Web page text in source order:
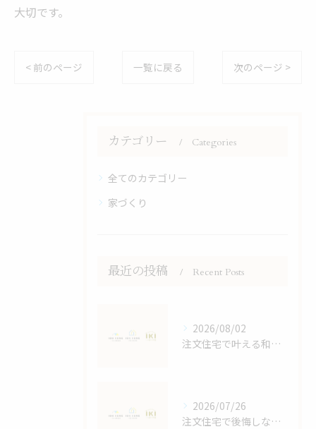
大切です。
< 前のページ 一覧に戻る 次のページ >
カテゴリー Categories
全てのカテゴリー
家づくり
最近の投稿 Recent Posts
2026/08/02
注文住宅で叶える和モダンの家づくり鹿児島県鹿児島市大島郡宇検村で失敗しない選び方
2026/07/26
注文住宅で後悔しないスペースと収納計画の立て方と家族4人に最適な間取りの秘訣